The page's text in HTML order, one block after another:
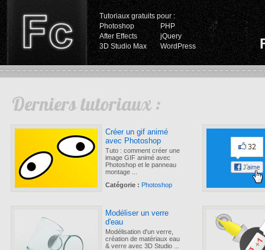
Tutoriaux gratuits pour :
Photoshop
PHP
After Effects
jQuery
3D Studio Max
WordPress
Derniers tutoriaux :
Créer un gif animé
avec Photoshop
Tuto : comment créer une
image GIF animé avec
Photoshop et le panneau
montage ...
Catégorie : Photoshop
Modéliser un verre
d'eau
Modélisation d'un verre,
création de matériaux eau
& verre avec 3D Studio ...